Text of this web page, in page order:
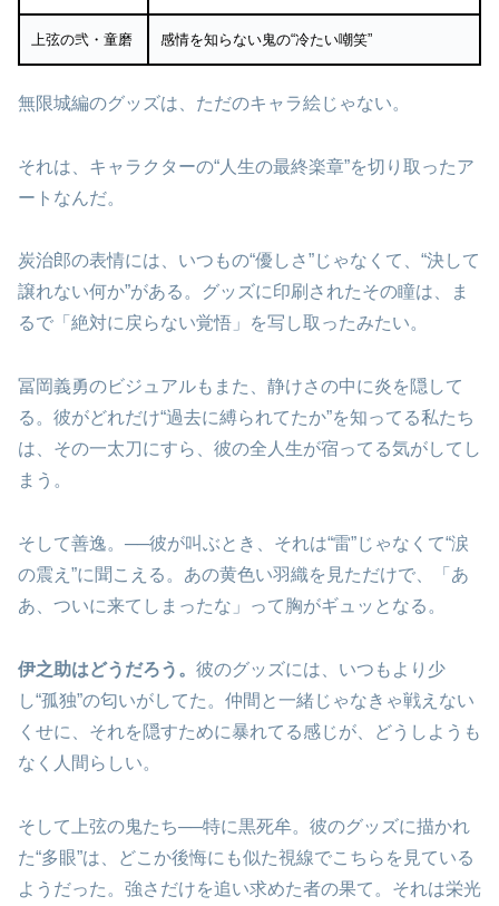
上弦の弐・童磨 感情を知らない鬼の“冷たい嘲笑”
無限城編のグッズは、ただのキャラ絵じゃない。
それは、キャラクターの“人生の最終楽章”を切り取ったア
ートなんだ。
炭治郎の表情には、いつもの“優しさ”じゃなくて、“決して
譲れない何か”がある。グッズに印刷されたその瞳は、ま
るで「絶対に戻らない覚悟」を写し取ったみたい。
冨岡義勇のビジュアルもまた、静けさの中に炎を隠して
る。彼がどれだけ“過去に縛られてたか”を知ってる私たち
は、その一太刀にすら、彼の全人生が宿ってる気がしてし
まう。
そして善逸。──彼が叫ぶとき、それは“雷”じゃなくて“涙
の震え”に聞こえる。あの黄色い羽織を見ただけで、「あ
あ、ついに来てしまったな」って胸がギュッとなる。
伊之助はどうだろう。 彼のグッズには、いつもより少
し“孤独”の匂いがしてた。仲間と一緒じゃなきゃ戦えない
くせに、それを隠すために暴れてる感じが、どうしようも
なく人間らしい。
そして上弦の鬼たち──特に黒死牟。彼のグッズに描かれ
た“多眼”は、どこか後悔にも似た視線でこちらを見ている
ようだった。強さだけを追い求めた者の果て。それは栄光